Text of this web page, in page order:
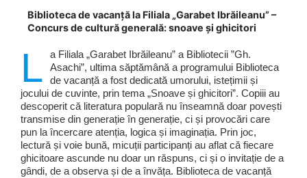
Biblioteca de vacanță la Filiala „Garabet Ibrăileanu” –
Concurs de cultură generală: snoave și ghicitori
L
a Filiala „Garabet Ibrăileanu” a Bibliotecii ”Gh.
Asachi”, ultima săptămână a programului Biblioteca
de vacanță a fost dedicată umorului, istețimii și
jocului de cuvinte, prin tema „Snoave și ghicitori”. Copiii au
descoperit că literatura populară nu înseamnă doar povești
transmise din generație în generație, ci și provocări care
pun la încercare atenția, logica și imaginația. Prin joc,
lectură și voie bună, micuții participanți au aflat că fiecare
ghicitoare ascunde nu doar un răspuns, ci și o invitație de a
gândi, de a observa și de a învăța. Biblioteca de vacanță